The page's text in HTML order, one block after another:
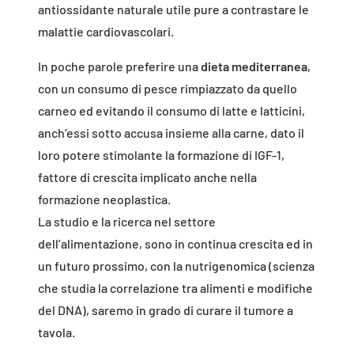
antiossidante naturale utile pure a contrastare le
malattie cardiovascolari.
In poche parole preferire unadieta mediterranea,
con un consumo di pesce rimpiazzato da quello
carneo ed evitando il consumo di latte e latticini,
anch’essi sotto accusa insieme alla carne, dato il
loro potere stimolante la formazione di IGF-1,
fattore di crescita implicato anche nella
formazione neoplastica.
La studio e la ricerca nel settore
dell’alimentazione, sono in continua crescita ed in
un futuro prossimo, con la nutrigenomica (scienza
che studia la correlazione tra alimenti e modifiche
del DNA), saremo in grado di curare il tumore a
tavola.